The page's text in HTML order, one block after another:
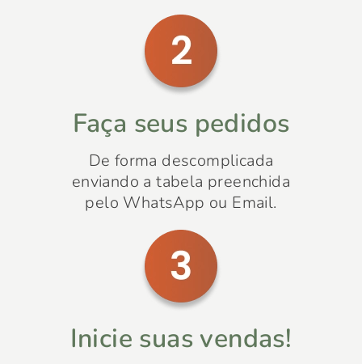
Faça seus pedidos
De forma descomplicada
enviando a tabela preenchida
pelo WhatsApp ou Email.
Inicie suas vendas!